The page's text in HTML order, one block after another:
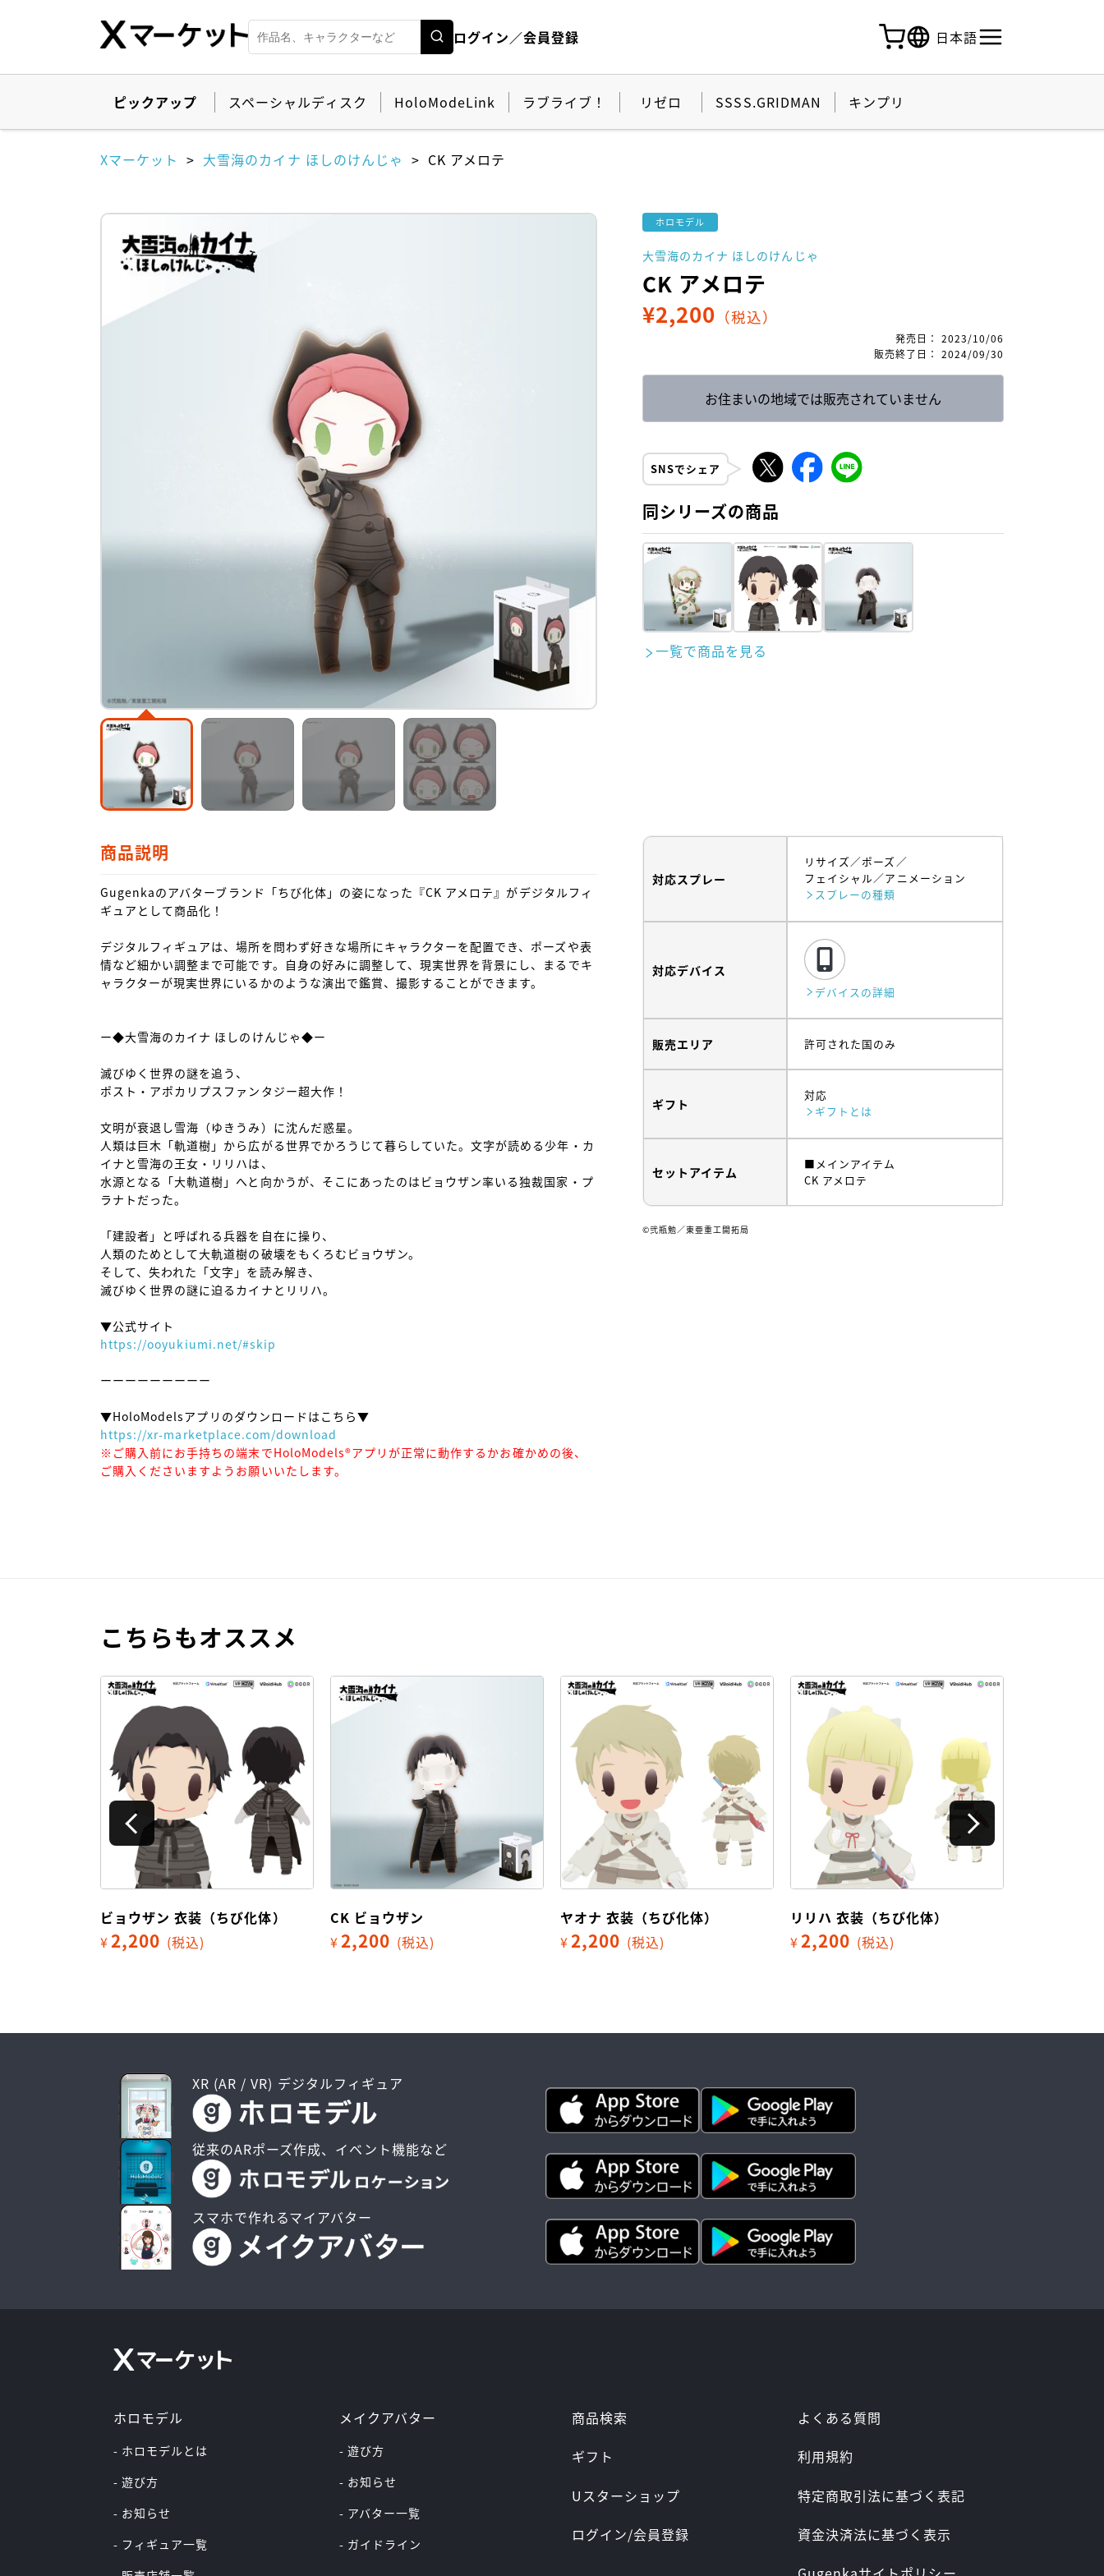
ログイン／会員登録 日本語
ピックアップ スペーシャルディスク HoloModeLink ラブライブ！ リゼロ SSSS.GRIDMAN キンプリ
Xマーケット 大雪海のカイナ ほしのけんじゃ CK アメロテ
ホロモデル
大雪海のカイナ ほしのけんじゃ
CK アメロテ
¥2,200 （税込）
発売日 ： 2023/10/06
販売終了日 ： 2024/09/30
お住まいの地域では販売されていません
SNSでシェア
同シリーズの商品
一覧で商品を見る
商品説明
Gugenkaのアバターブランド「ちび化体」の姿になった『CK アメロテ』がデジタルフィ
ギュアとして商品化！
デジタルフィギュアは、場所を問わず好きな場所にキャラクターを配置でき、ポーズや表
情など細かい調整まで可能です。自身の好みに調整して、現実世界を背景にし、まるでキ
ャラクターが現実世界にいるかのような演出で鑑賞、撮影することができます。
ー◆大雪海のカイナ ほしのけんじゃ◆ー
滅びゆく世界の謎を追う、
ポスト・アポカリプスファンタジー超大作！
文明が衰退し雪海（ゆきうみ）に沈んだ惑星。
人類は巨木「軌道樹」から広がる世界でかろうじて暮らしていた。文字が読める少年・カ
イナと雪海の王女・リリハは、
水源となる「大軌道樹」へと向かうが、そこにあったのはビョウザン率いる独裁国家・プ
ラナトだった。
「建設者」と呼ばれる兵器を自在に操り、
人類のためとして大軌道樹の破壊をもくろむビョウザン。
そして、失われた「文字」を読み解き、
滅びゆく世界の謎に迫るカイナとリリハ。
https://ooyukiumi.net/#skip
ーーーーーーーーー
https://xr-marketplace.com/download
※ご購入前にお手持ちの端末でHoloModels®︎アプリが正常に動作するかお確かめの後、
ご購入くださいますようお願いいたします。
対応スプレー
リサイズ
ポーズ
フェイシャル
アニメーション
スプレーの種類
対応デバイス
デバイスの詳細
販売エリア 許可された国のみ
ギフト
対応
ギフトとは
セットアイテム
■メインアイテム
CK アメロテ
©弐瓶勉／東亜重工開拓局
こちらもオススメ
ビョウザン 衣装（ちび化体）
¥2,200 (税込)
CK ビョウザン
¥2,200 (税込)
ヤオナ 衣装（ちび化体）
¥2,200 (税込)
リリハ 衣装（ちび化体）
¥2,200 (税込)
XR (AR / VR) デジタルフィギュア
従来のARポーズ作成、イベント機能など
スマホで作れるマイアバター
ホロモデル
- ホロモデルとは
- 遊び方
- お知らせ
- フィギュア一覧
メイクアバター
- 遊び方
- お知らせ
- アバター一覧
- ガイドライン
商品検索
ギフト
Uスターショップ
ログイン/会員登録
よくある質問
利用規約
特定商取引法に基づく表記
資金決済法に基づく表示